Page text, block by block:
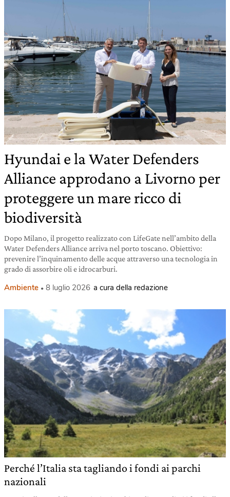
Hyundai e la Water Defenders
Alliance approdano a Livorno per
proteggere un mare ricco di
biodiversità
Dopo Milano, il progetto realizzato con LifeGate nell’ambito della
Water Defenders Alliance arriva nel porto toscano. Obiettivo:
prevenire l’inquinamento delle acque attraverso una tecnologia in
grado di assorbire oli e idrocarburi.
Ambiente 8 luglio 2026 a cura della redazione
Perché l’Italia sta tagliando i fondi ai parchi
nazionali